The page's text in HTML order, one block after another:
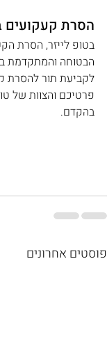
הסרת קעקועים
בטופ לייזר, הסרת
הבטוחה והמתקדמת
לקביעת תור להסרת
פרטיכם והצוות של
בהקדם.
פוסטים אחרונים